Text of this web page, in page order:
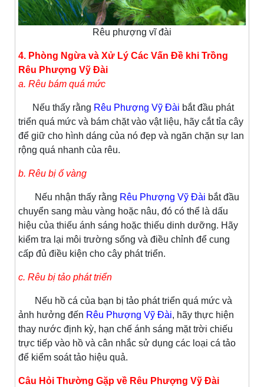
Rêu phượng vĩ đài
4. Phòng Ngừa và Xử Lý Các Vấn Đề khi Trồng
Rêu Phượng Vỹ Đài
a. Rêu bám quá mức
Nếu thấy rằng Rêu Phượng Vỹ Đài bắt đầu phát
triển quá mức và bám chặt vào vật liệu, hãy cắt tỉa cây
để giữ cho hình dáng của nó đẹp và ngăn chặn sự lan
rộng quá nhanh của rêu.
b. Rêu bị ố vàng
Nếu nhận thấy rằng Rêu Phượng Vỹ Đài bắt đầu
chuyển sang màu vàng hoặc nâu, đó có thể là dấu
hiệu của thiếu ánh sáng hoặc thiếu dinh dưỡng. Hãy
kiểm tra lại môi trường sống và điều chỉnh để cung
cấp đủ điều kiện cho cây phát triển.
c. Rêu bị tảo phát triển
Nếu hồ cá của bạn bị tảo phát triển quá mức và
ảnh hưởng đến Rêu Phượng Vỹ Đài, hãy thực hiện
thay nước định kỳ, hạn chế ánh sáng mặt trời chiếu
trực tiếp vào hồ và cân nhắc sử dụng các loại cá tảo
để kiểm soát tảo hiệu quả.
Câu Hỏi Thường Gặp về Rêu Phượng Vỹ Đài